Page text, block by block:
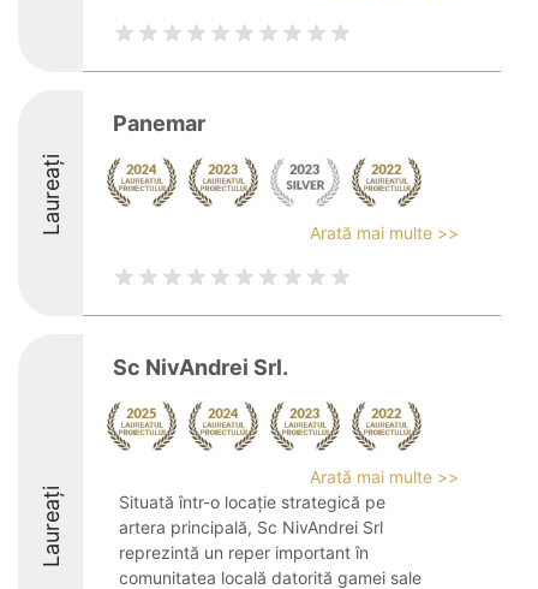
Laureați
Panemar
Arată mai multe >>
Laureați
Sc NivAndrei Srl.
Arată mai multe >>
Situată într-o locație strategică pe
artera principală, Sc NivAndrei Srl
reprezintă un reper important în
comunitatea locală datorită gamei sale